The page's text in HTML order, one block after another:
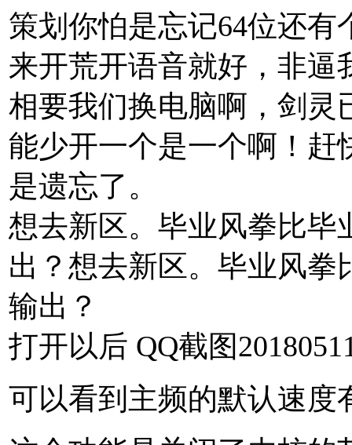
策划你怕是忘记64位还
来开荒开语音就好，非逼
相要我们换电脑啊，剑灵
能少开一个是一个啊！赶
是遗忘了。
想去新区。毕业风拳比毕
出？想去新区。毕业风拳
输出？
打开以后 QQ截图
可以看到主频的默认速度